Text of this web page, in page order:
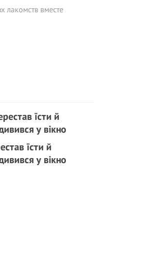
лакомств вместе
їсти й
у вікно